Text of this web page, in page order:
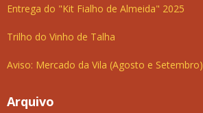
Entrega do "Kit Fialho de Almeida" 2025
Trilho do Vinho de Talha
Aviso: Mercado da Vila (Agosto e Setembro)
Arquivo